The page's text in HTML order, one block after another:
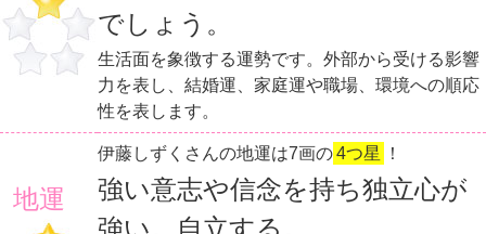
でしょう。
生活面を象徴する運勢です。外部から受ける影響
力を表し、結婚運、家庭運や職場、環境への順応
性を表します。
地運
伊藤しずくさんの地運は7画の4つ星 ！
強い意志や信念を持ち独立心が
強い。自立する。